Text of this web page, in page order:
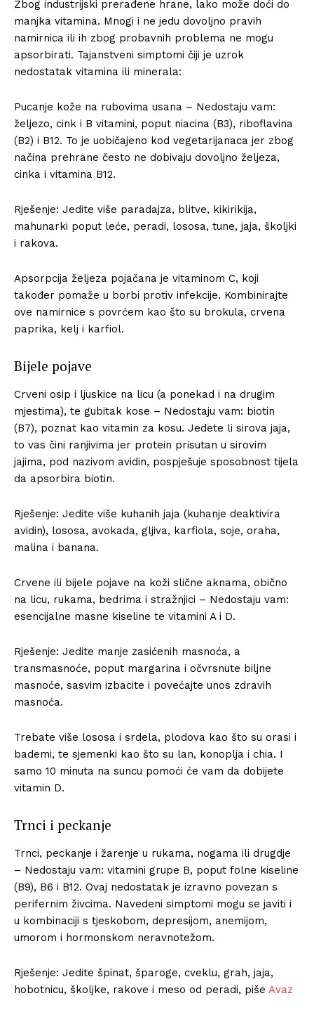
Zbog industrijski prerađene hrane, lako može doći do
manjka vitamina. Mnogi i ne jedu dovoljno pravih
namirnica ili ih zbog probavnih problema ne mogu
apsorbirati. Tajanstveni simptomi čiji je uzrok
nedostatak vitamina ili minerala:
Pucanje kože na rubovima usana – Nedostaju vam:
željezo, cink i B vitamini, poput niacina (B3), riboflavina
(B2) i B12. To je uobičajeno kod vegetarijanaca jer zbog
načina prehrane često ne dobivaju dovoljno željeza,
cinka i vitamina B12.
Rješenje: Jedite više paradajza, blitve, kikirikija,
mahunarki poput leće, peradi, lososa, tune, jaja, školjki
i rakova.
Apsorpcija željeza pojačana je vitaminom C, koji
također pomaže u borbi protiv infekcije. Kombinirajte
ove namirnice s povrćem kao što su brokula, crvena
paprika, kelj i karfiol.
Bijele pojave
Crveni osip i ljuskice na licu (a ponekad i na drugim
mjestima), te gubitak kose – Nedostaju vam: biotin
(B7), poznat kao vitamin za kosu. Jedete li sirova jaja,
to vas čini ranjivima jer protein prisutan u sirovim
jajima, pod nazivom avidin, pospješuje sposobnost tijela
da apsorbira biotin.
Rješenje: Jedite više kuhanih jaja (kuhanje deaktivira
avidin), lososa, avokada, gljiva, karfiola, soje, oraha,
malina i banana.
Crvene ili bijele pojave na koži slične aknama, obično
na licu, rukama, bedrima i stražnjici – Nedostaju vam:
esencijalne masne kiseline te vitamini A i D.
Rješenje: Jedite manje zasićenih masnoća, a
transmasnoće, poput margarina i očvrsnute biljne
masnoće, sasvim izbacite i povećajte unos zdravih
masnoća.
Trebate više lososa i srdela, plodova kao što su orasi i
bademi, te sjemenki kao što su lan, konoplja i chia. I
samo 10 minuta na suncu pomoći će vam da dobijete
vitamin D.
Trnci i peckanje
Trnci, peckanje i žarenje u rukama, nogama ili drugdje
– Nedostaju vam: vitamini grupe B, poput folne kiseline
(B9), B6 i B12. Ovaj nedostatak je izravno povezan s
perifernim živcima. Navedeni simptomi mogu se javiti i
u kombinaciji s tjeskobom, depresijom, anemijom,
umorom i hormonskom neravnotežom.
Rješenje: Jedite špinat, šparoge, cveklu, grah, jaja,
hobotnicu, školjke, rakove i meso od peradi, piše Avaz